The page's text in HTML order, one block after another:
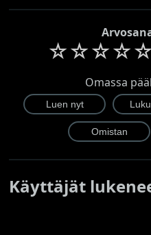
☆☆☆☆☆
Omassa
Käyttäjät